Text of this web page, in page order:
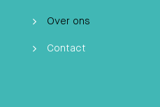
Over ons
Contact